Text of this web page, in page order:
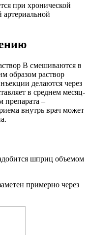
при хронической
артериальной
В смешиваются в
образом раствор
делаются через
в среднем месяц-
препарата –
внутрь врач может
шприц объемом
примерно через